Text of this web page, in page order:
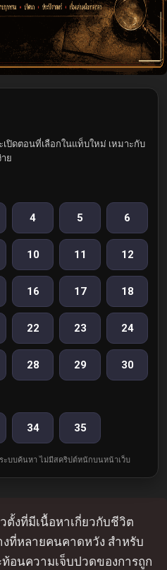
ปิดตอนที่เลือกในแท็บใหม่ เหมาะกับ
ย
4 5 6
10 11 12
16 17 18
22 23 24
28 29 30
34 35
ะบบค้นหา ไม่มีสคริปต์หนักบนหน้าเว็บ
ตั้งที่มีเนื้อหาเกี่ยวกับชีวิต
ที่หลายคนคาดหวัง สำหรับ
ท้อนความเจ็บปวดของการถูก